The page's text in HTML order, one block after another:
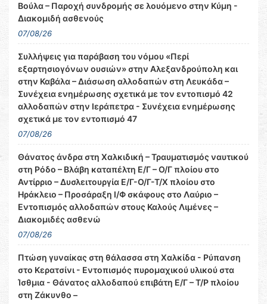
Βούλα – Παροχή συνδρομής σε λουόμενο στην Κύμη -
Διακομιδή ασθενούς
07/08/26
Συλλήψεις για παράβαση του νόμου «Περί
εξαρτησιογόνων ουσιών» στην Αλεξανδρούπολη και
στην Καβάλα – Διάσωση αλλοδαπών στη Λευκάδα –
Συνέχεια ενημέρωσης σχετικά με τον εντοπισμό 42
αλλοδαπών στην Ιεράπετρα - Συνέχεια ενημέρωσης
σχετικά με τον εντοπισμό 47
07/08/26
Θάνατος άνδρα στη Χαλκιδική – Τραυματισμός ναυτικού
στη Ρόδο – Βλάβη καταπέλτη Ε/Γ – Ο/Γ πλοίου στο
Αντίρριο – Δυσλειτουργία Ε/Γ-Ο/Γ-Τ/Χ πλοίου στο
Ηράκλειο – Προσάραξη Ι/Φ σκάφους στο Λαύριο –
Εντοπισμός αλλοδαπών στους Καλούς Λιμένες –
Διακομιδές ασθενώ
07/08/26
Πτώση γυναίκας στη θάλασσα στη Χαλκίδα - Ρύπανση
στο Κερατσίνι - Εντοπισμός πυρομαχικού υλικού στα
Ίσθμια - Θάνατος αλλοδαπού επιβάτη Ε/Γ – Τ/Ρ πλοίου
στη Ζάκυνθο –